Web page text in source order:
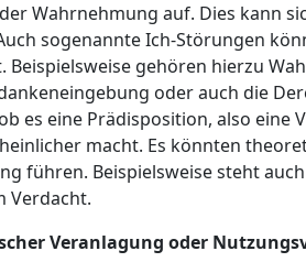
Wahrnehmung auf. Dies kann
sogenannte Ich-Störungen
gehören hierzu
oder auch die
es eine Prädisposition, also eine
macht. Es könnten
führen. Beispielsweise steht
Verdacht.
Veranlagung oder